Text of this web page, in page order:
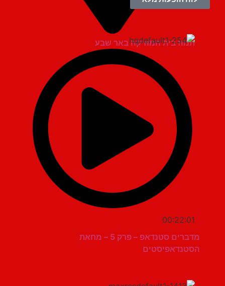
תמוז בית המוזיקה באר שבע
00:22:01
מדברים סטנדאפ – פרק 5 – מחאת
הסטנדאפיסטים